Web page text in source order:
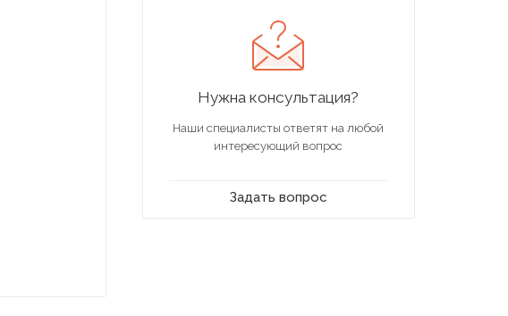
Нужна консультация?
Наши специалисты ответят на любой
интересующий вопрос
Задать вопрос